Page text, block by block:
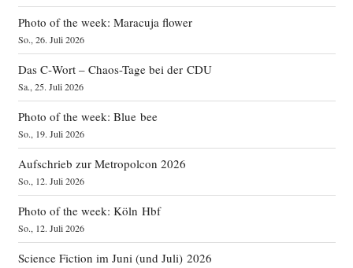
Photo of the week: Maracuja flower
So., 26. Juli 2026
Das C‑Wort – Chaos-Tage bei der CDU
Sa., 25. Juli 2026
Photo of the week: Blue bee
So., 19. Juli 2026
Aufschrieb zur Metropolcon 2026
So., 12. Juli 2026
Photo of the week: Köln Hbf
So., 12. Juli 2026
Science Fiction im Juni (und Juli) 2026